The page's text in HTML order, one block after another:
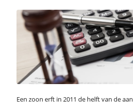
Een zoon erft in 2011 de helft van de